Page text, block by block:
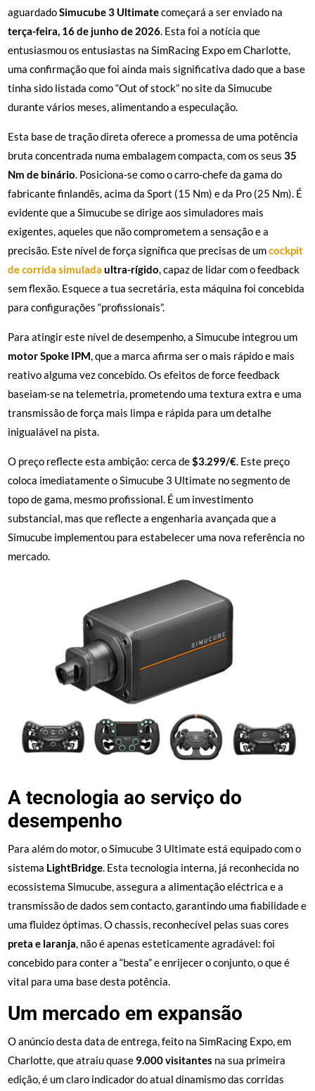
aguardadoSimucube 3 Ultimatecomeçará a ser enviado na
terça-feira, 16 de junho de 2026. Esta foi a notícia que
entusiasmou os entusiastas na SimRacing Expo em Charlotte,
uma confirmação que foi ainda mais significativa dado que a base
tinha sido listada como “Out of stock” no site da Simucube
durante vários meses, alimentando a especulação.
Esta base de tração direta oferece a promessa de uma potência
bruta concentrada numa embalagem compacta, com os seus35
Nm de binário. Posiciona-se como o carro-chefe da gama do
fabricante finlandês, acima da Sport (15 Nm) e da Pro (25 Nm). É
evidente que a Simucube se dirige aos simuladores mais
exigentes, aqueles que não comprometem a sensação e a
precisão. Este nível de força significa que precisas de umcockpit
de corrida simulada ultra-rígido, capaz de lidar com o feedback
sem flexão. Esquece a tua secretária, esta máquina foi concebida
para configurações “profissionais”.
Para atingir este nível de desempenho, a Simucube integrou um
motor Spoke IPM, que a marca afirma ser o mais rápido e mais
reativo alguma vez concebido. Os efeitos de force feedback
baseiam-se na telemetria, prometendo uma textura extra e uma
transmissão de força mais limpa e rápida para um detalhe
inigualável na pista.
O preço reflecte esta ambição: cerca de$3.299/€. Este preço
coloca imediatamente o Simucube 3 Ultimate no segmento de
topo de gama, mesmo profissional. É um investimento
substancial, mas que reflecte a engenharia avançada que a
Simucube implementou para estabelecer uma nova referência no
mercado.
A tecnologia ao serviço do
desempenho
Para além do motor, o Simucube 3 Ultimate está equipado com o
sistema LightBridge. Esta tecnologia interna, já reconhecida no
ecossistema Simucube, assegura a alimentação eléctrica e a
transmissão de dados sem contacto, garantindo uma fiabilidade e
uma fluidez óptimas. O chassis, reconhecível pelas suas cores
preta e laranja, não é apenas esteticamente agradável: foi
concebido para conter a “besta” e enrijecer o conjunto, o que é
vital para uma base desta potência.
Um mercado em expansão
O anúncio desta data de entrega, feito na SimRacing Expo, em
Charlotte, que atraiu quase 9.000 visitantes na sua primeira
edição, é um claro indicador do atual dinamismo das corridas